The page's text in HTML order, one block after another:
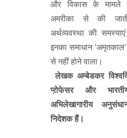
और विकास के मामले
अमरीका से की
अर्थव्यवस्था की
इनका समाधान
से नहीं होने वाला।
लेखक अम्बेडकर
प्ऱोफेसर और
अभिलेखागारीय
निदेशक हैं।